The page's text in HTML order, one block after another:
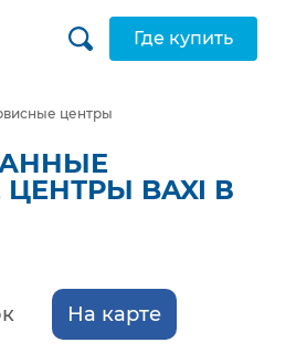
Где купить
центры
BAXI В
На карте